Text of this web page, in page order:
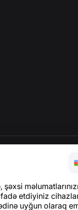
etdiyiniz
uyğun olaraq
Xəbərlər və
Layihə haqqında